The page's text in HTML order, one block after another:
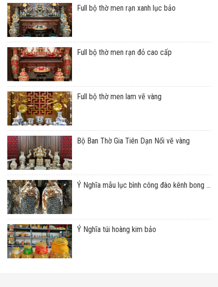
Full bộ thờ men rạn xanh lục bảo
Full bộ thờ men rạn đỏ cao cấp
Full bộ thờ men lam vẽ vàng
Bộ Ban Thờ Gia Tiên Dạn Nổi vẽ vàng
Ý Nghĩa mẫu lục bình công đào kênh bong ...
Ý Nghĩa túi hoàng kim bảo